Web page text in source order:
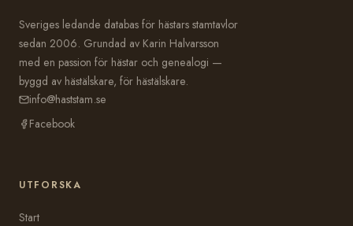
Sveriges ledande databas för hästars stamtavlor
sedan 2006. Grundad av Karin Halvarsson
med en passion för hästar och genealogi —
byggd av hästälskare, för hästälskare.
info@haststam.se
Facebook
UTFORSKA
Start